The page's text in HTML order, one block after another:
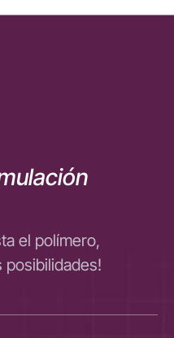
el polímero,
posibilidades!